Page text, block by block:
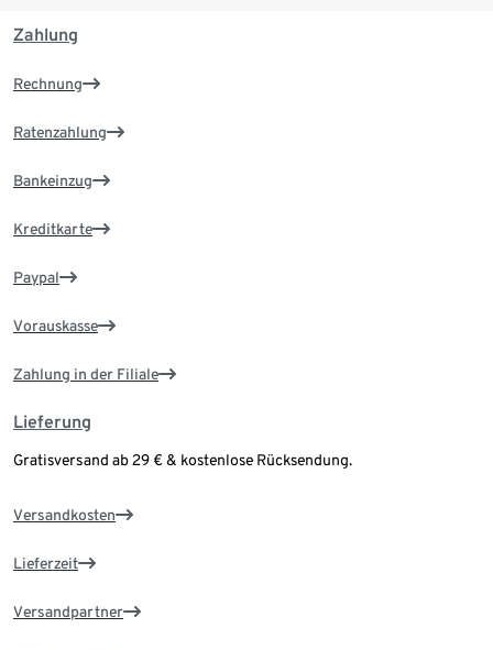
Zahlung
Rechnung
Ratenzahlung
Bankeinzug
Kreditkarte
Paypal
Vorauskasse
Zahlung in der Filiale
Lieferung
Gratisversand ab 29 € & kostenlose Rücksendung.
Versandkosten
Lieferzeit
Versandpartner